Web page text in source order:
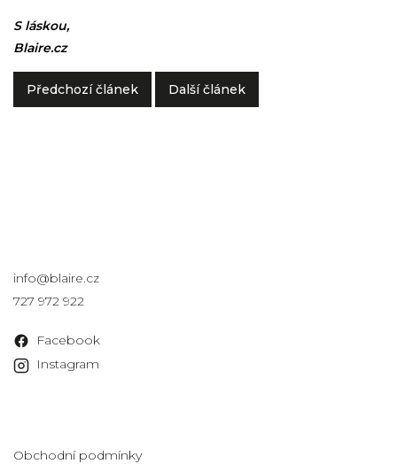
S láskou,
Blaire.cz
Předchozí článek Další článek
info@blaire.cz
727 972 922
Facebook
Instagram
Obchodní podmínky